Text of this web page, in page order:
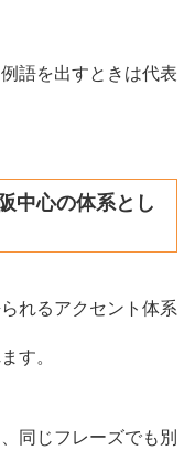
語を出すときは代表
中心の体系とし
れるアクセント体系
す。
同じフレーズでも別